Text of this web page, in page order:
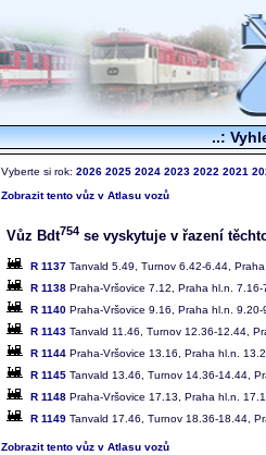
..:
Vyberte si rok: 2026 2025 2024 2023 2022 2021
Zobrazit tento vůz v Atlasu vozů
Vůz Bdt754 se vyskytuje v řazení
R 1137 Tanvald 5.49, Turnov 6.42-6.44,
R 1138 Praha-Vršovice 7.12, Praha hl.n.
R 1140 Praha-Vršovice 9.16, Praha hl.n.
R 1143 Tanvald 11.46, Turnov 12.36-12.44,
R 1144 Praha-Vršovice 13.16, Praha hl.n.
R 1145 Tanvald 13.46, Turnov 14.36-14.44,
R 1148 Praha-Vršovice 17.13, Praha hl.n.
R 1149 Tanvald 17.46, Turnov 18.36-18.44,
Zobrazit tento vůz v Atlasu vozů